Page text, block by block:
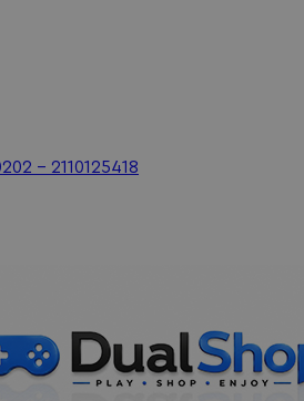
- 2110125418